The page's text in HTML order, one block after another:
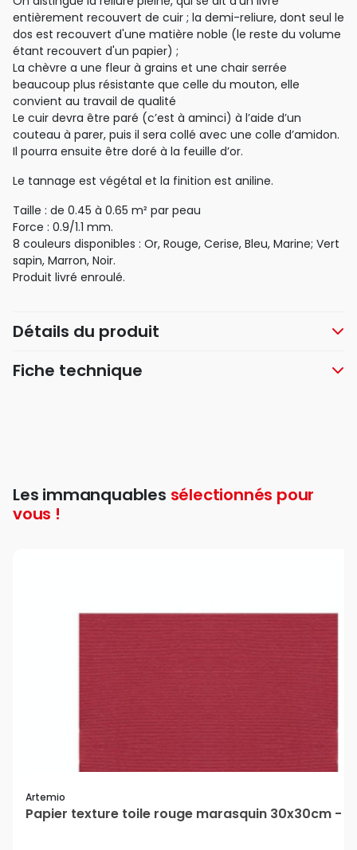
entièrement recouvert de cuir ; la demi-reliure, dont seul le
dos est recouvert d'une matière noble (le reste du volume
étant recouvert d'un papier) ;
La chèvre a une fleur à grains et une chair serrée
beaucoup plus résistante que celle du mouton, elle
convient au travail de qualité
Le cuir devra être paré (c’est à aminci) à l’aide d’un
couteau à parer, puis il sera collé avec une colle d’amidon.
Il pourra ensuite être doré à la feuille d’or.
Le tannage est végétal et la finition est aniline.
Taille : de 0.45 à 0.65 m² par peau
Force : 0.9/1.1 mm.
8 couleurs disponibles : Or, Rouge, Cerise, Bleu, Marine; Vert
sapin, Marron, Noir.
Produit livré enroulé.
Détails du produit
Fiche technique
Les immanquables sélectionnés pour
vous !
Artemio
Papier texture toile rouge marasquin 30x30cm -